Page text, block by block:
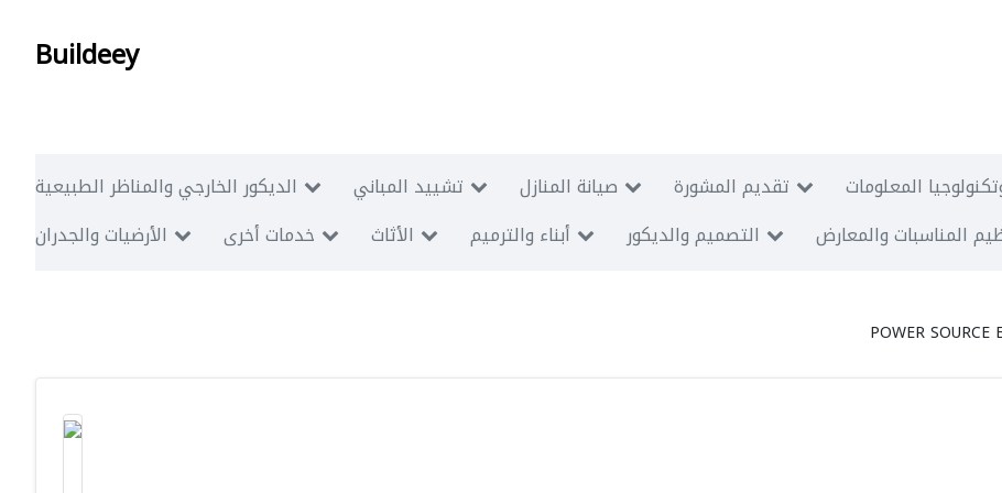
Buildeey
الديكور الخارجي والمناظر الطبيعية تشييد المباني صيانة المنازل تقديم المشورة
المعلومات
الأرضيات والجدران
خدمات أخرى الأثاث أبناء والترميم التصميم والديكور المناسبات والمعارض
POWER SOURCE